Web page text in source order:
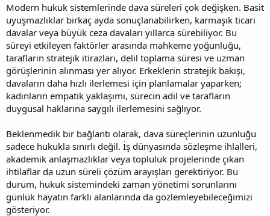
Modern hukuk sistemlerinde dava süreleri çok değişken. Basit
uyuşmazlıklar birkaç ayda sonuçlanabilirken, karmaşık ticari
davalar veya büyük ceza davaları yıllarca sürebiliyor. Bu
süreyi etkileyen faktörler arasında mahkeme yoğunluğu,
tarafların stratejik itirazları, delil toplama süresi ve uzman
görüşlerinin alınması yer alıyor. Erkeklerin stratejik bakışı,
davaların daha hızlı ilerlemesi için planlamalar yaparken;
kadınların empatik yaklaşımı, sürecin adil ve tarafların
duygusal haklarına saygılı ilerlemesini sağlıyor.
Beklenmedik bir bağlantı olarak, dava süreçlerinin uzunluğu
sadece hukukla sınırlı değil. İş dünyasında sözleşme ihlalleri,
akademik anlaşmazlıklar veya topluluk projelerinde çıkan
ihtilaflar da uzun süreli çözüm arayışları gerektiriyor. Bu
durum, hukuk sistemindeki zaman yönetimi sorunlarını
günlük hayatın farklı alanlarında da gözlemleyebileceğimizi
gösteriyor.